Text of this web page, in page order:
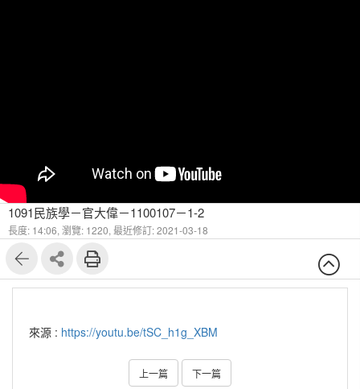
1091民族學－官大偉－1100107－1-2
長度: 14:06, 瀏覽: 1220, 最近修訂: 2021-03-18
來源 : https://youtu.be/tSC_h1g_XBM
上一篇 下一篇